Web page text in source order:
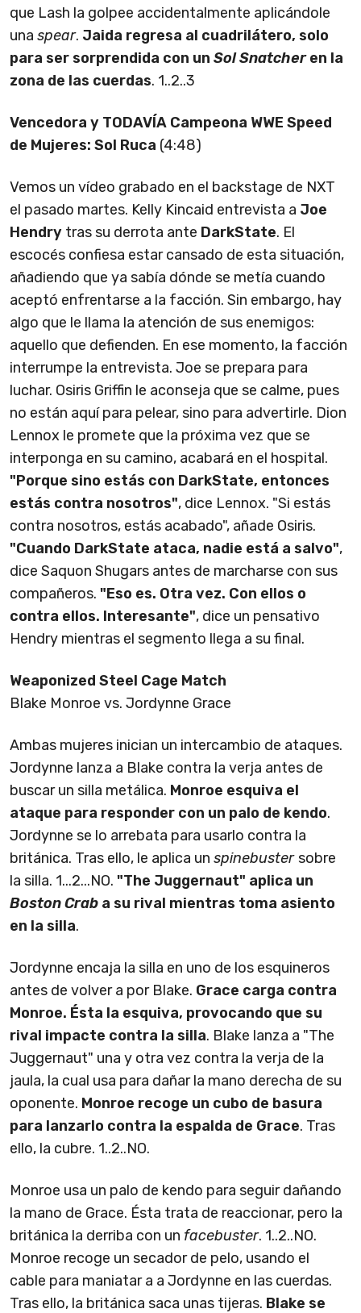
que Lash la golpee accidentalmente aplicándole
una spear. Jaida regresa al cuadrilátero, solo
para ser sorprendida con un Sol Snatcheren la
zona de las cuerdas. 1..2..3
Vencedora y TODAVÍA Campeona WWE Speed
de Mujeres: Sol Ruca (4:48)
Vemos un vídeo grabado en el backstage de NXT
el pasado martes. Kelly Kincaid entrevista a Joe
Hendry tras su derrota ante DarkState. El
escocés confiesa estar cansado de esta situación,
añadiendo que ya sabía dónde se metía cuando
aceptó enfrentarse a la facción. Sin embargo, hay
algo que le llama la atención de sus enemigos:
aquello que defienden. En ese momento, la facción
interrumpe la entrevista. Joe se prepara para
luchar. Osiris Griffin le aconseja que se calme, pues
no están aquí para pelear, sino para advertirle. Dion
Lennox le promete que la próxima vez que se
interponga en su camino, acabará en el hospital.
"Porque sino estás con DarkState, entonces
estás contra nosotros", dice Lennox. "Si estás
contra nosotros, estás acabado", añade Osiris.
"Cuando DarkState ataca, nadie está a salvo",
dice Saquon Shugars antes de marcharse con sus
compañeros. "Eso es. Otra vez. Con ellos o
contra ellos. Interesante", dice un pensativo
Hendry mientras el segmento llega a su final.
Weaponized Steel Cage Match
Blake Monroe vs. Jordynne Grace
Ambas mujeres inician un intercambio de ataques.
Jordynne lanza a Blake contra la verja antes de
buscar un silla metálica. Monroe esquiva el
ataque para responder con un palo de kendo.
Jordynne se lo arrebata para usarlo contra la
británica. Tras ello, le aplica un spinebustersobre
la silla. 1...2...NO. "The Juggernaut" aplica un
Boston Crab a su rival mientras toma asiento
en la silla.
Jordynne encaja la silla en uno de los esquineros
antes de volver a por Blake. Grace carga contra
Monroe. Ésta la esquiva, provocando que su
rival impacte contra la silla. Blake lanza a "The
Juggernaut" una y otra vez contra la verja de la
jaula, la cual usa para dañar la mano derecha de su
oponente. Monroe recoge un cubo de basura
para lanzarlo contra la espalda de Grace. Tras
ello, la cubre. 1..2..NO.
Monroe usa un palo de kendo para seguir dañando
la mano de Grace. Ésta trata de reaccionar, pero la
británica la derriba con un facebuster. 1..2..NO.
Monroe recoge un secador de pelo, usando el
cable para maniatar a a Jordynne en las cuerdas.
Tras ello, la británica saca unas tijeras. Blake se